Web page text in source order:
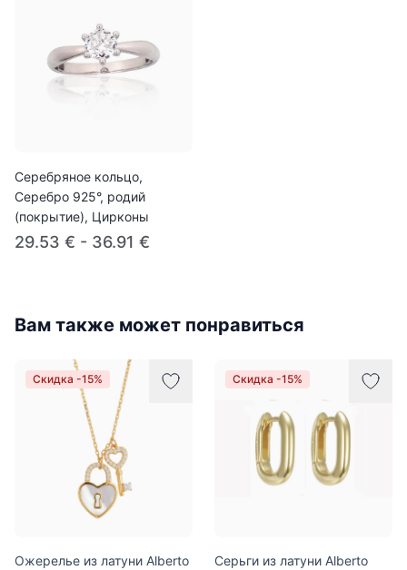
Серебряное кольцо,
Серебро 925°, родий
(покрытие), Цирконы
29.53 € - 36.91 €
Вам также может понравиться
Скидка -15%
Ожерелье из латуни Alberto
Скидка -15%
Серьги из латуни Alberto